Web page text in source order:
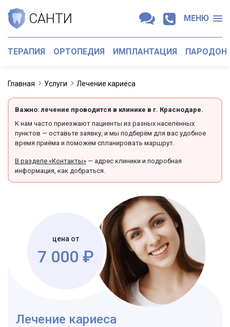
САНТИ МЕНЮ
ТЕРАПИЯ ОРТОПЕДИЯ ИМПЛАНТАЦИЯ
Главная Услуги Лечение кариеса
Важно: лечение проводится в клинике в г. Краснодаре.
К нам часто приезжают пациенты из разных населённых
пунктов — оставьте заявку, и мы подберём для вас удобное
время приёма и поможем спланировать маршрут.
В разделе «Контакты» — адрес клиники и подробная
информация, как добраться.
цена от
7 000 ₽
Лечение кариеса